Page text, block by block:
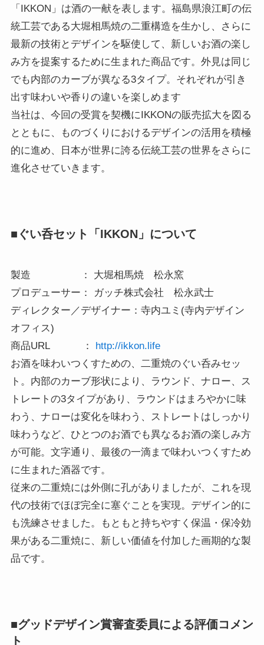
「IKKON」は酒の一献を表します。福島県浪江町の伝
統工芸である大堀相馬焼の二重構造を生かし、さらに
最新の技術とデザインを駆使して、新しいお酒の楽し
み方を提案するために生まれた商品です。外見は同じ
でも内部のカーブが異なる3タイプ。それぞれが引き
出す味わいや香りの違いを楽しめます
当社は、今回の受賞を契機にIKKONの販売拡大を図る
とともに、ものづくりにおけるデザインの活用を積極
的に進め、日本が世界に誇る伝統工芸の世界をさらに
進化させていきます。
■ぐい呑セット「IKKON」について
製造 ： 大堀相馬焼 松永窯
プロデューサー： ガッチ株式会社 松永武士
ディレクター／デザイナー：寺内ユミ(寺内デザイン
オフィス)
商品URL ： http://ikkon.life
お酒を味わいつくすための、二重焼のぐい呑みセッ
ト。内部のカーブ形状により、ラウンド、ナロー、ス
トレートの3タイプがあり、ラウンドはまろやかに味
わう、ナローは変化を味わう、ストレートはしっかり
味わうなど、ひとつのお酒でも異なるお酒の楽しみ方
が可能。文字通り、最後の一滴まで味わいつくすため
に生まれた酒器です。
従来の二重焼には外側に孔がありましたが、これを現
代の技術でほぼ完全に塞ぐことを実現。デザイン的に
も洗練させました。もともと持ちやすく保温・保冷効
果がある二重焼に、新しい価値を付加した画期的な製
品です。
■グッドデザイン賞審査委員による評価コメン
ト